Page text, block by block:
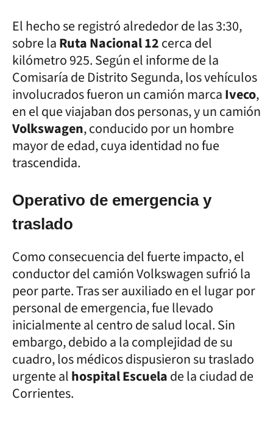
El hecho se registró alrededor de las 3:30,
sobre laRuta Nacional 12cerca del
kilómetro 925. Según el informe de la
Comisaría de Distrito Segunda, los vehículos
involucrados fueron un camión marcaIveco,
en el que viajaban dos personas, y un camión
Volkswagen, conducido por un hombre
mayor de edad, cuya identidad no fue
trascendida.
Operativo de emergencia y
traslado
Como consecuencia del fuerte impacto, el
conductor del camión Volkswagen sufrió la
peor parte. Tras ser auxiliado en el lugar por
personal de emergencia, fue llevado
inicialmente al centro de salud local. Sin
embargo, debido a la complejidad de su
cuadro, los médicos dispusieron su traslado
urgente alhospital Escuelade la ciudad de
Corrientes.